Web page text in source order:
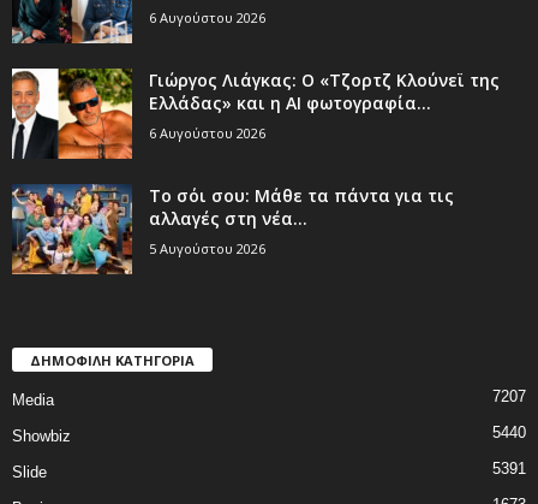
6 Αυγούστου 2026
Γιώργος Λιάγκας: Ο «Τζορτζ Κλούνεϊ της
Ελλάδας» και η AI φωτογραφία...
6 Αυγούστου 2026
Το σόι σου: Μάθε τα πάντα για τις
αλλαγές στη νέα...
5 Αυγούστου 2026
ΔΗΜΟΦΙΛΗ ΚΑΤΗΓΟΡΙΑ
Media 7207
Showbiz 5440
Slide 5391